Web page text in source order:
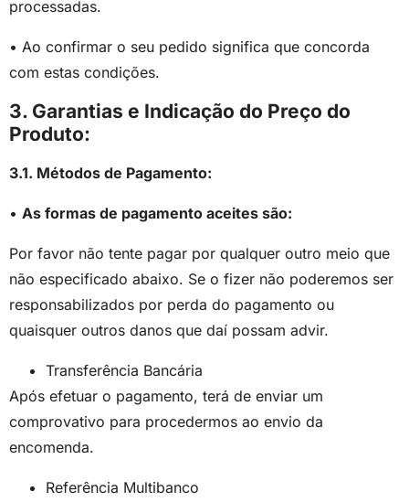
processadas.
• Ao confirmar o seu pedido significa que concorda
com estas condições.
3. Garantias e Indicação do Preço do
Produto:
3.1. Métodos de Pagamento:
• As formas de pagamento aceites são:
Por favor não tente pagar por qualquer outro meio que
não especificado abaixo. Se o fizer não poderemos ser
responsabilizados por perda do pagamento ou
quaisquer outros danos que daí possam advir.
Transferência Bancária
Após efetuar o pagamento, terá de enviar um
comprovativo para procedermos ao envio da
encomenda.
Referência Multibanco